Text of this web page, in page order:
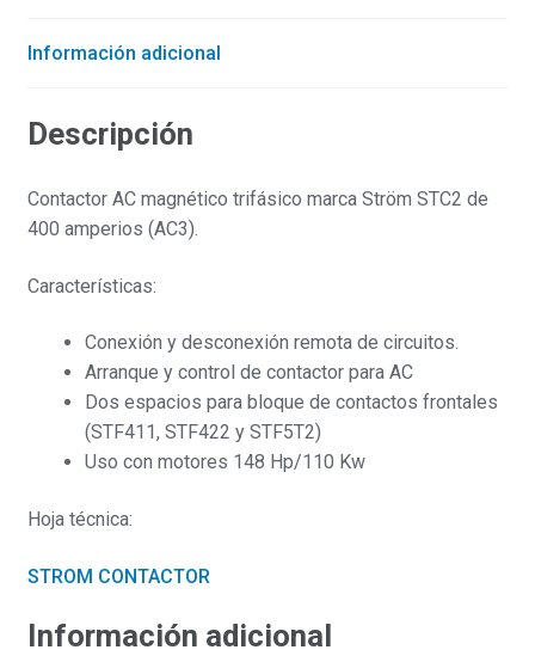
Información adicional
Descripción
Contactor AC magnético trifásico marca Ström STC2 de
400 amperios (AC3).
Características:
Conexión y desconexión remota de circuitos.
Arranque y control de contactor para AC
Dos espacios para bloque de contactos frontales
(STF411, STF422 y STF5T2)
Uso con motores 148 Hp/110 Kw
Hoja técnica:
STROM CONTACTOR
Información adicional